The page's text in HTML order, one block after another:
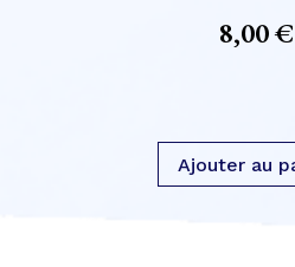
5.00
sur 5
8,00€
Ajouter au